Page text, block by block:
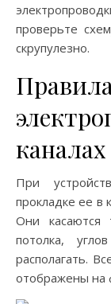
проверьте
скрупулезно.
каналах
При
прокладке ее в
Они касаются
потолка,
располагать.
отображены на